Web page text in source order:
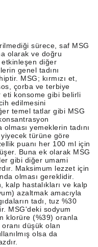
sürece, saf MSG
olarak ve doğru
etkinleşen diğer
genel tadını
MSG; kırmızı et,
çorba ve terbiye
eti konsome gibi belirli
edilmesini
temel tatlar gibi MSG
olması yemeklerin tadını
türüne göre
puanı her 100 ml için
Buna ek olarak MSG
gibi diğer umami
Maksimum lezzet için
olması gereklidir.
kalp hastalıkları ve kalp
azaltmak amacıyla
tadı, tuz %30
MSG'deki sodyum
klorüre (%39) oranla
düşük olan
olsa da